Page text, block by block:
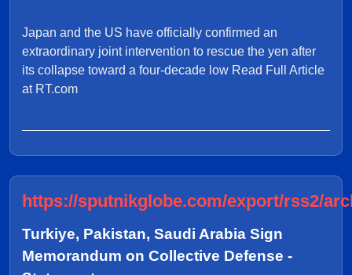
Japan and the US have officially confirmed an
extraordinary joint intervention to rescue the yen after
its collapse toward a four-decade low Read Full Article
at RT.com
https://sputnikglobe.com/export/rss2/
Turkiye, Pakistan, Saudi Arabia Sign
Memorandum on Collective Defense -